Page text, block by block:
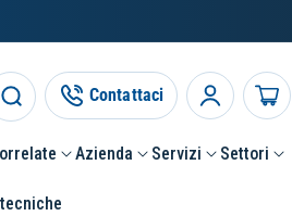
Azienda Servizi Settori
Contattaci Accedi Carrello